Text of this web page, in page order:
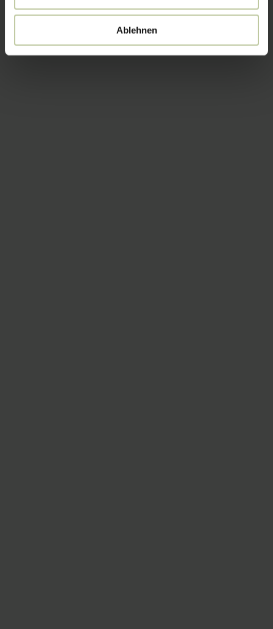
Ablehnen